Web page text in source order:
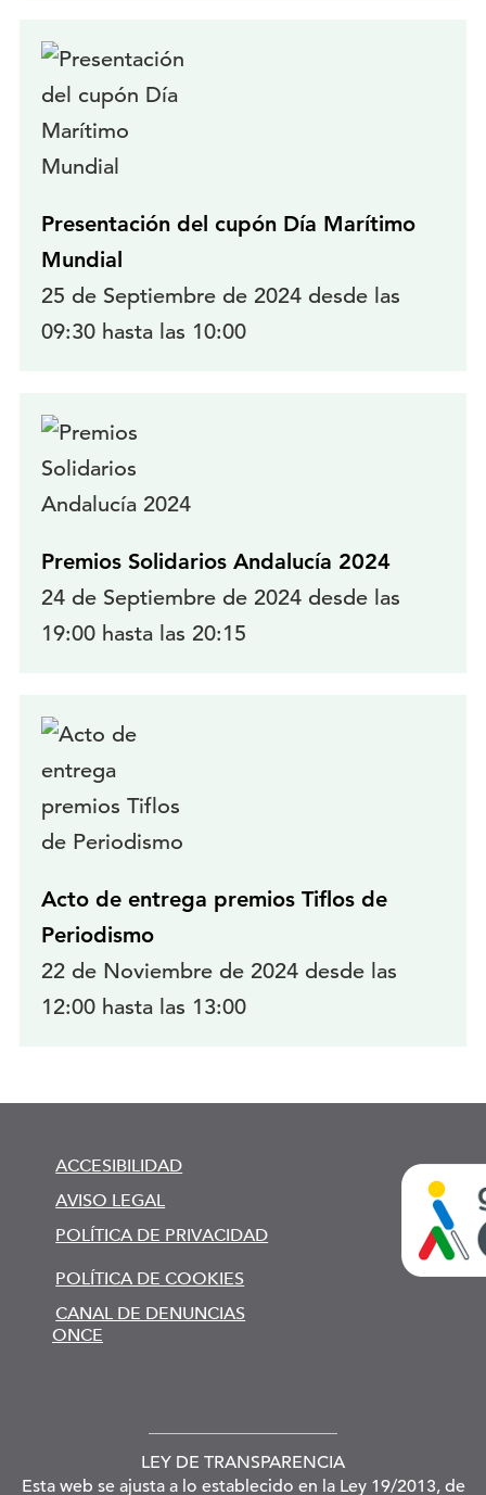
Presentación del cupón Día Marítimo
Mundial
25 de Septiembre de 2024 desde las
09:30 hasta las 10:00
Premios Solidarios Andalucía 2024
24 de Septiembre de 2024 desde las
19:00 hasta las 20:15
Acto de entrega premios Tiflos de
Periodismo
22 de Noviembre de 2024 desde las
12:00 hasta las 13:00
ACCESIBILIDAD
AVISO LEGAL
POLÍTICA DE PRIVACIDAD
POLÍTICA DE COOKIES
CANAL DE DENUNCIAS
ONCE
LEY DE TRANSPARENCIA
Esta web se ajusta a lo establecido en la Ley 19/2013, de